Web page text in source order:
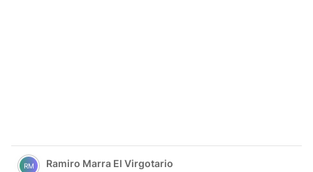
Comentario de Ramiro Marra El Virgotario.
RM Ramiro Marra El Virgotario